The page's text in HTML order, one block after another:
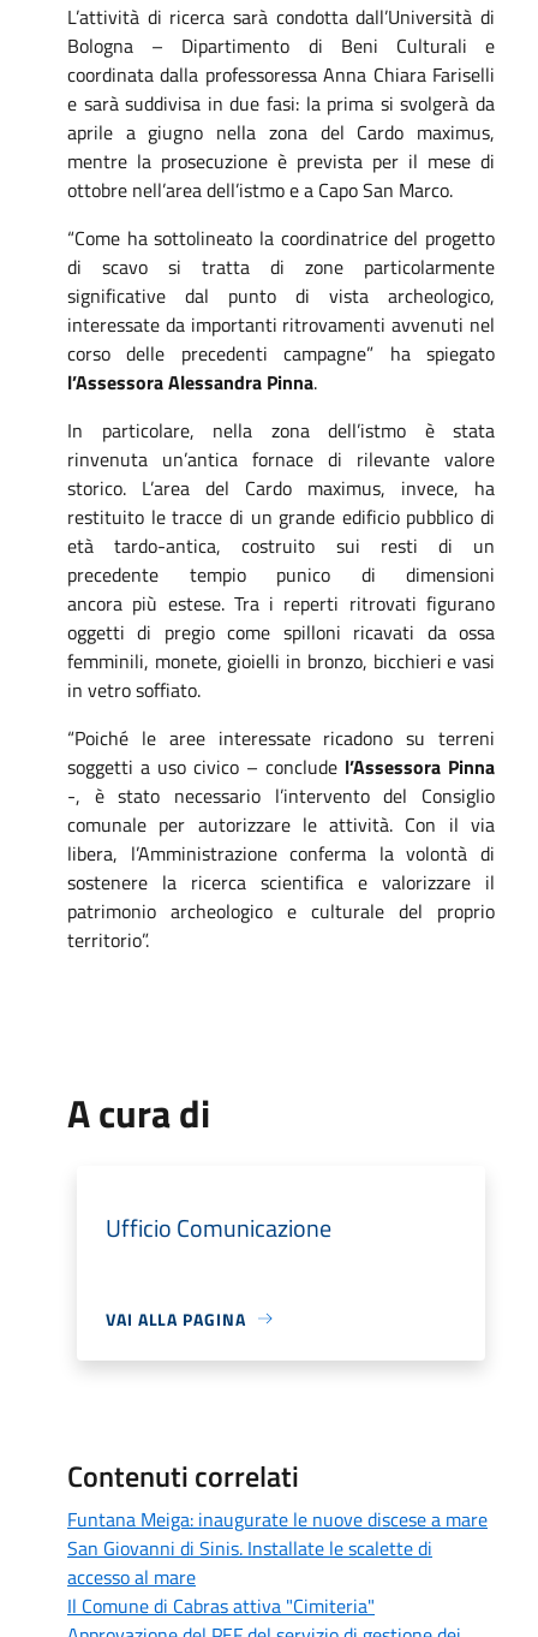
L’attività di ricerca sarà condotta dall’Università di
Bologna – Dipartimento di Beni Culturali e
coordinata dalla professoressa Anna Chiara Fariselli
e sarà suddivisa in due fasi: la prima si svolgerà da
aprile a giugno nella zona del Cardo maximus,
mentre la prosecuzione è prevista per il mese di
ottobre nell’area dell’istmo e a Capo San Marco.
“Come ha sottolineato la coordinatrice del progetto
di scavo si tratta di zone particolarmente
significative dal punto di vista archeologico,
interessate da importanti ritrovamenti avvenuti nel
corso delle precedenti campagne” ha spiegato
l’Assessora Alessandra Pinna.
In particolare, nella zona dell’istmo è stata
rinvenuta un’antica fornace di rilevante valore
storico. L’area del Cardo maximus, invece, ha
restituito le tracce di un grande edificio pubblico di
età tardo-antica, costruito sui resti di un
precedente tempio punico di dimensioni
ancora più estese. Tra i reperti ritrovati figurano
oggetti di pregio come spilloni ricavati da ossa
femminili, monete, gioielli in bronzo, bicchieri e vasi
in vetro soffiato.
“Poiché le aree interessate ricadono su terreni
soggetti a uso civico – conclude l’Assessora Pinna
-, è stato necessario l’intervento del Consiglio
comunale per autorizzare le attività. Con il via
libera, l’Amministrazione conferma la volontà di
sostenere la ricerca scientifica e valorizzare il
patrimonio archeologico e culturale del proprio
territorio”.
A cura di
Ufficio Comunicazione
VAI ALLA PAGINA
Contenuti correlati
Funtana Meiga: inaugurate le nuove discese a mare
San Giovanni di Sinis. Installate le scalette di
accesso al mare
Il Comune di Cabras attiva "Cimiteria"